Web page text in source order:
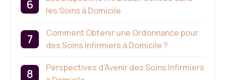
les Soins à Domicile
Comment Obtenir une Ordonnance pour
des Soins Infirmiers à Domicile ?
Perspectives d’Avenir des Soins Infirmiers